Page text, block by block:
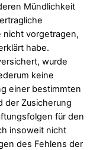
Mündlichkeit
nicht vorgetragen,
habe.
wurde
keine
einer bestimmten
der Zusicherung
für den
insoweit nicht
des Fehlens der